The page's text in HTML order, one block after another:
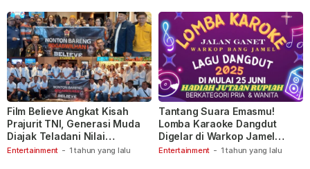
Entertainment - 1 tahun yang lalu
Film Believe Angkat Kisah
Prajurit TNI, Generasi Muda
Diajak Teladani Nilai
Keberanian
Entertainment - 1 tahun yang lalu
Tantang Suara Emasmu!
Lomba Karaoke Dangdut
Digelar di Warkop Jamel
Ganet